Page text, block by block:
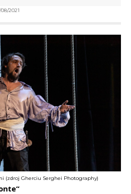
2021
(zdroj Gherciu Serghei Photography)